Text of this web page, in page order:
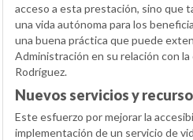
acceso a esta prestación, sino que
una vida autónoma para los
una buena práctica que puede
Administración en su relación con la
Rodríguez.
Nuevos servicios y
Este esfuerzo por mejorar la
implementación de un servicio de